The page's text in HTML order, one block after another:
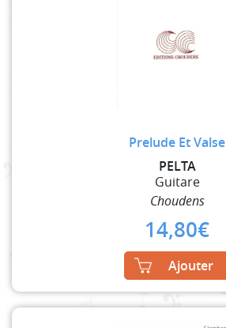
Prelude Et Valse
PELTA
Guitare
Choudens
14,80€
Ajouter